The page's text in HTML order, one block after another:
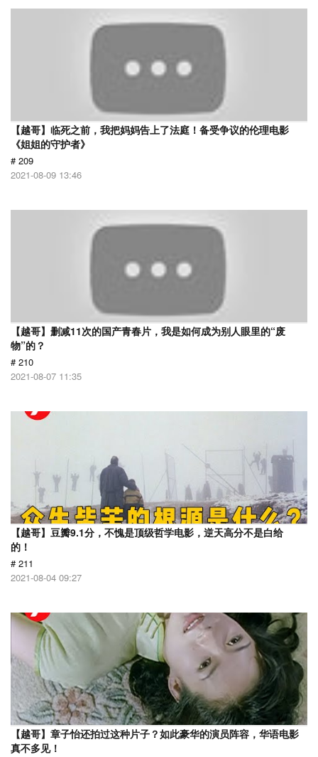
【越哥】临死之前，我把妈妈告上了法庭！备受争议的伦理电影
《姐姐的守护者》
# 209
2021-08-09 13:46
【越哥】删减11次的国产青春片，我是如何成为别人眼里的“废
物”的？
# 210
2021-08-07 11:35
【越哥】豆瓣9.1分，不愧是顶级哲学电影，逆天高分不是白给
的！
# 211
2021-08-04 09:27
【越哥】章子怡还拍过这种片子？如此豪华的演员阵容，华语电影
真不多见！